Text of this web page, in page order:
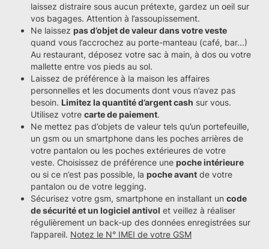
laissez distraire sous aucun prétexte, gardez un oeil sur
vos bagages. Attention à l’assoupissement.
Ne laissez pas d’objet de valeur dans votre veste
quand vous l’accrochez au porte-manteau (café, bar...)
Au restaurant, déposez votre sac à main, à dos ou votre
mallette entre vos pieds au sol.
Laissez de préférence à la maison les affaires
personnelles et les documents dont vous n’avez pas
besoin. Limitez la quantité d’argent cash sur vous.
Utilisez votre carte de paiement.
Ne mettez pas d’objets de valeur tels qu’un portefeuille,
un gsm ou un smartphone dans les poches arrières de
votre pantalon ou les poches extérieures de votre
veste. Choisissez de préférence une poche intérieure
ou si ce n’est pas possible, la poche avant de votre
pantalon ou de votre legging.
Sécurisez votre gsm, smartphone en installant un code
de sécurité et un logiciel antivol et veillez à réaliser
régulièrement un back-up des données enregistrées sur
l’appareil. Notez le N° IMEI de votre GSM